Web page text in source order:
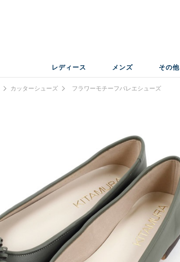
レディース メンズ その他
カッターシューズ フラワーモチーフバレエシューズ